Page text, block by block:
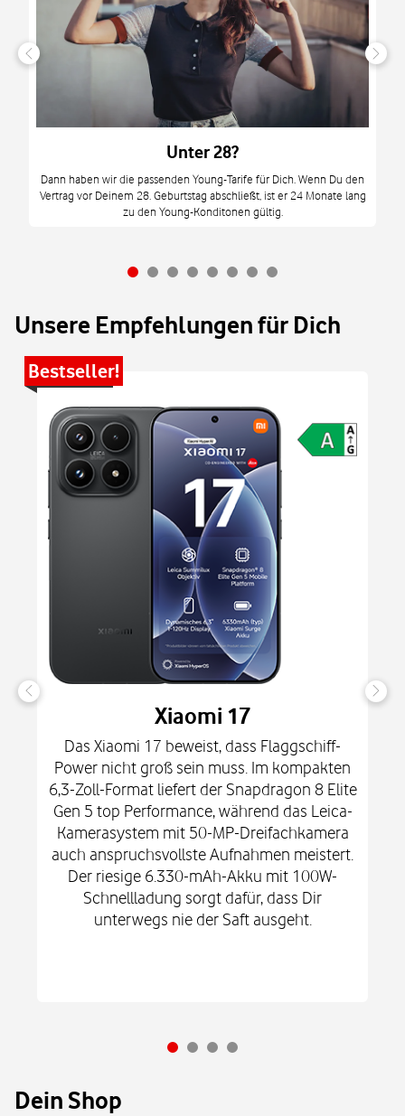
Unter 28?
Dann haben wir die passenden Young-Tarife für Dich. Wenn Du den
Vertrag vor Deinem 28. Geburtstag abschließt, ist er 24 Monate lang
zu den Young-Konditonen gültig.
Unsere Empfehlungen für Dich
Bestseller!
Xiaomi 17
Das Xiaomi 17 beweist, dass Flaggschiff-
Power nicht groß sein muss. Im kompakten
6,3-Zoll-Format liefert der Snapdragon 8 Elite
Gen 5 top Performance, während das Leica-
Kamerasystem mit 50-MP-Dreifachkamera
auch anspruchsvollste Aufnahmen meistert.
Der riesige 6.330-mAh-Akku mit 100W-
Schnellladung sorgt dafür, dass Dir
unterwegs nie der Saft ausgeht.
Dein Shop